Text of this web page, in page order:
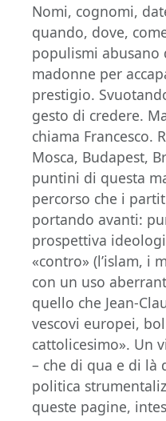
Nomi, cognomi,
quando, dove,
populismi abusano
madonne per
prestigio.
gesto di credere.
chiama Francesco.
Mosca, Budapest,
puntini di questa
percorso che i
portando avanti:
prospettiva
«contro» (l’islam, i
con un uso
quello che Jean-
vescovi europei,
cattolicesimo». Un
– che di qua e di là
politica
queste pagine,